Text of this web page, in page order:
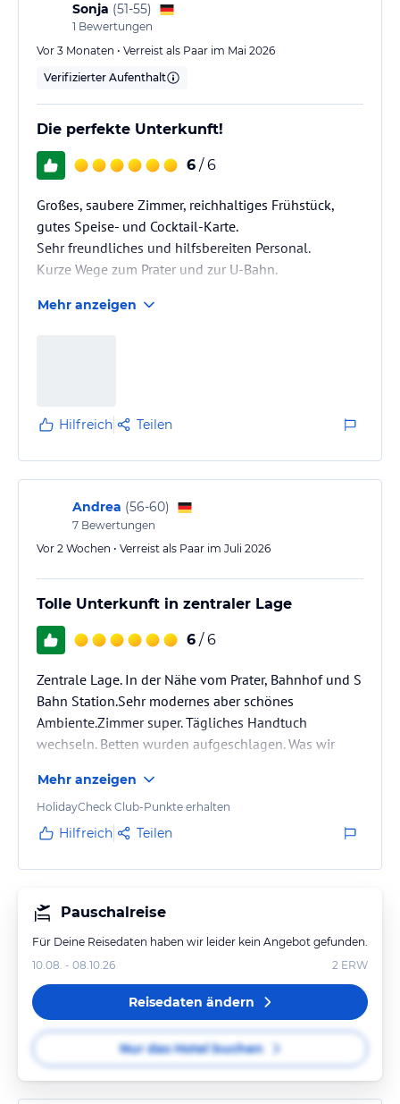
Sonja (51-55)
1 Bewertungen
Vor 3 Monaten • Verreist als Paar im Mai 2026
Verifizierter Aufenthalt
Die perfekte Unterkunft!
6 / 6
Großes, saubere Zimmer, reichhaltiges Frühstück,
gutes Speise- und Cocktail-Karte.
Sehr freundliches und hilfsbereiten Personal.
Kurze Wege zum Prater und zur U-Bahn.
Mehr anzeigen
Hilfreich Teilen
Andrea (56-60)
7 Bewertungen
Vor 2 Wochen • Verreist als Paar im Juli 2026
Tolle Unterkunft in zentraler Lage
6 / 6
Zentrale Lage. In der Nähe vom Prater, Bahnhof und S
Bahn Station.Sehr modernes aber schönes
Ambiente.Zimmer super. Tägliches Handtuch
wechseln. Betten wurden aufgeschlagen. Was wir
super.Badezimmer barrierefrei und groß.Essen hatten
wir nicht gebucht. Angestellte nett und hilfsbereit.
Würden immer wieder kommen.
Mehr anzeigen
HolidayCheck Club-Punkte erhalten
Hilfreich Teilen
Pauschalreise
Für Deine Reisedaten haben wir leider kein Angebot gefunden.
10.08. - 08.10.26
2 ERW
Reisedaten ändern
Nur das Hotel buchen